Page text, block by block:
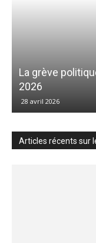
La grève
2026
28 avril 2026
Articles récents sur